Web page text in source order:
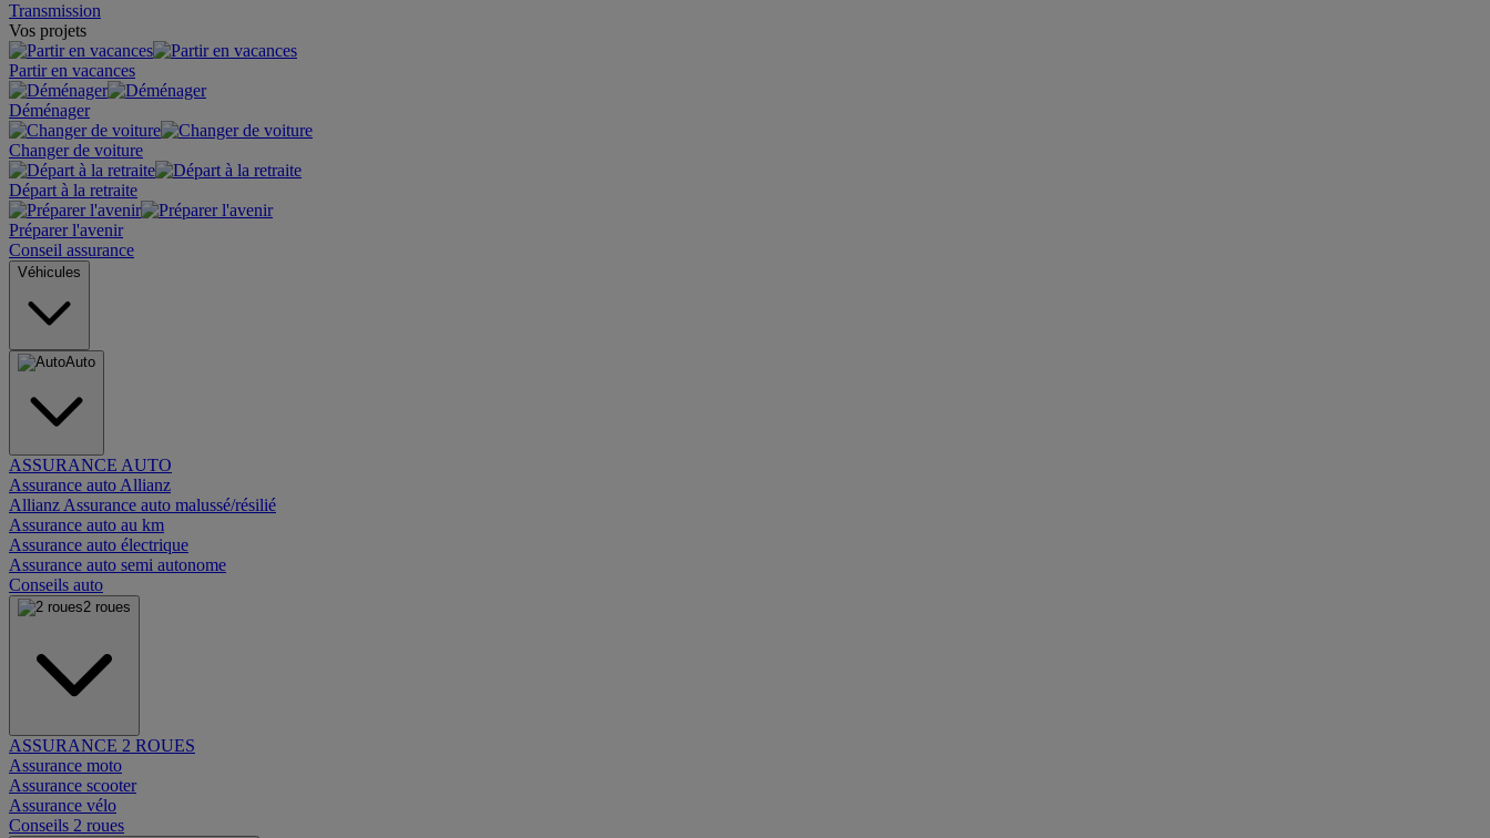
Transmission
Vos projets
Partir en vacances
Déménager
Changer de voiture
Départ à la retraite
Préparer l'avenir
Conseil assurance
Véhicules
Auto
ASSURANCE AUTO
Assurance auto Allianz
Allianz Assurance auto malussé/résilié
Assurance auto au km
Assurance auto électrique
Assurance auto semi autonome
Conseils auto
2 roues
ASSURANCE 2 ROUES
Assurance moto
Assurance scooter
Assurance vélo
Conseils 2 roues